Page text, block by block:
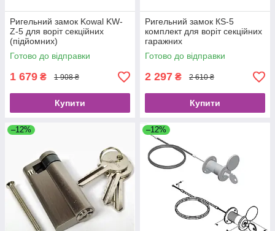
Ригельний замок Kowal KW-
Z-5 для воріт секційних
(підйомних)
Готово до відправки
1 679 ₴ 1 908 ₴
Купити
Ригельний замок КS-5
комплект для воріт секційних
гаражних
Готово до відправки
2 297 ₴ 2 610 ₴
Купити
–12% –12%